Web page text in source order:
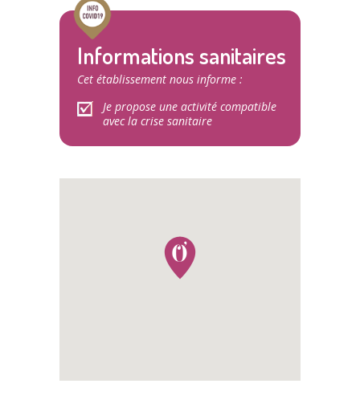
Informations sanitaires
Cet établissement nous informe :
Je propose une activité compatible
avec la crise sanitaire